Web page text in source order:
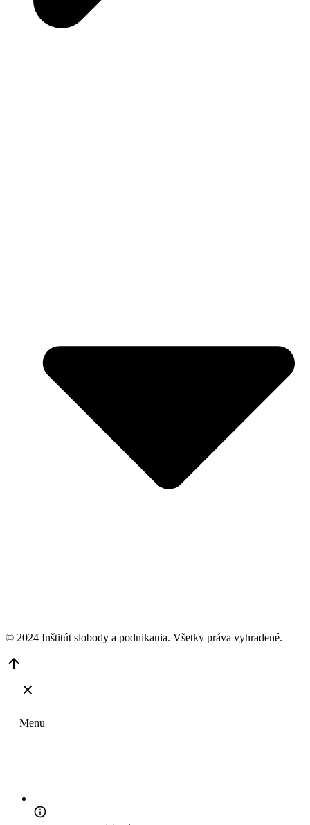
© 2024 Inštitút slobody a podnikania. Všetky práva vyhradené.
Top
Menu